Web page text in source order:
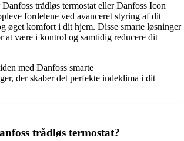
trådløs termostat eller Danfoss Icon
fordelene ved avanceret styring af dit
øget komfort i dit hjem. Disse smarte løsninger
at være i kontrol og samtidig reducere dit
med Danfoss smarte
der skaber det perfekte indeklima i dit
trådløs termostat?